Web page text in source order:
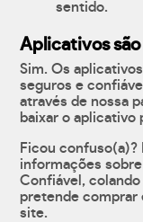
sentido.
Aplicativos
Sim. Os
seguros e
através de nossa
baixar o aplicativo
Ficou confuso(a)?
informações
Confiável, colando
pretende comprar
site.